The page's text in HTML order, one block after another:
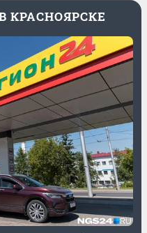
КРАСНОЯРСКЕ